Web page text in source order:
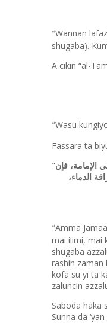
“Wannan
shugaba).
A cikin “al-
“Wasu
Fassara ta
"الإمامة، فإن
الدماء،
“Amma
mai ilimi, mai
shugaba
rashin zaman
kofa su yi ta
zaluncin
Saboda haka
Sunna da